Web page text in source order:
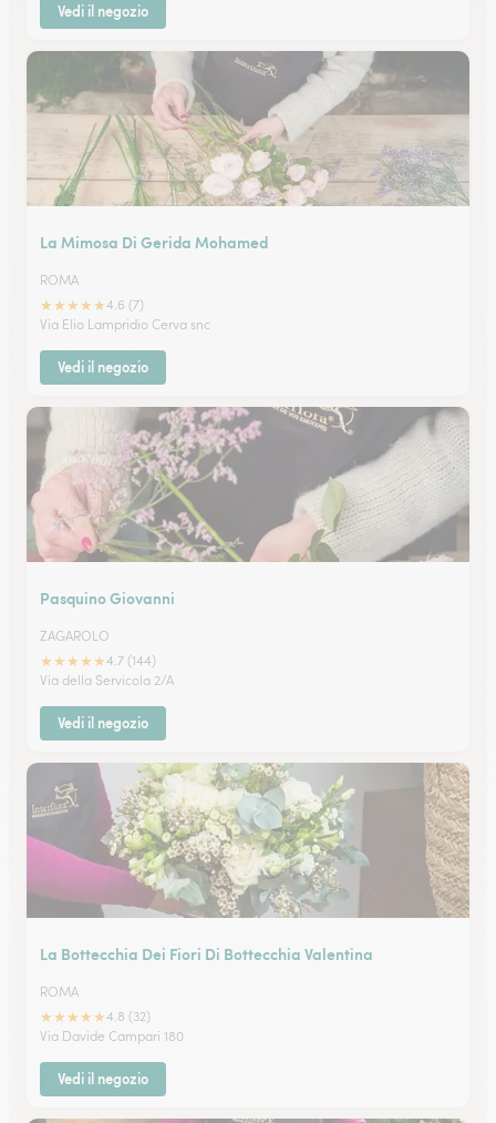
Vedi il negozio
La Mimosa Di Gerida Mohamed
ROMA
★★★★★4.6 (7)
Via Elio Lampridio Cerva snc
Vedi il negozio
Pasquino Giovanni
ZAGAROLO
★★★★★4.7 (144)
Via della Servicola 2/A
Vedi il negozio
La Bottecchia Dei Fiori Di Bottecchia Valentina
ROMA
★★★★★4.8 (32)
Via Davide Campari 180
Vedi il negozio